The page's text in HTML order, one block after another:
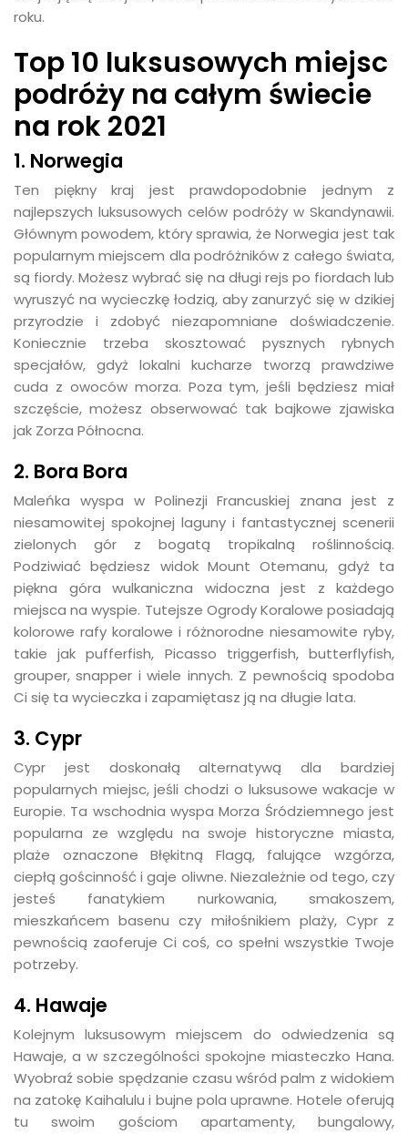
roku.
Top 10 luksusowych miejsc
podróży na całym świecie
na rok 2021
1. Norwegia
Ten piękny kraj jest prawdopodobnie jednym z
najlepszych luksusowych celów podróży w Skandynawii.
Głównym powodem, który sprawia, że Norwegia jest tak
popularnym miejscem dla podróżników z całego świata,
są fiordy. Możesz wybrać się na długi rejs po fiordach lub
wyruszyć na wycieczkę łodzią, aby zanurzyć się w dzikiej
przyrodzie i zdobyć niezapomniane doświadczenie.
Koniecznie trzeba skosztować pysznych rybnych
specjałów, gdyż lokalni kucharze tworzą prawdziwe
cuda z owoców morza. Poza tym, jeśli będziesz miał
szczęście, możesz obserwować tak bajkowe zjawiska
jak Zorza Północna.
2. Bora Bora
Maleńka wyspa w Polinezji Francuskiej znana jest z
niesamowitej spokojnej laguny i fantastycznej scenerii
zielonych gór z bogatą tropikalną roślinnością.
Podziwiać będziesz widok Mount Otemanu, gdyż ta
piękna góra wulkaniczna widoczna jest z każdego
miejsca na wyspie. Tutejsze Ogrody Koralowe posiadają
kolorowe rafy koralowe i różnorodne niesamowite ryby,
takie jak pufferfish, Picasso triggerfish, butterflyfish,
grouper, snapper i wiele innych. Z pewnością spodoba
Ci się ta wycieczka i zapamiętasz ją na długie lata.
3. Cypr
Cypr jest doskonałą alternatywą dla bardziej
popularnych miejsc, jeśli chodzi o luksusowe wakacje w
Europie. Ta wschodnia wyspa Morza Śródziemnego jest
popularna ze względu na swoje historyczne miasta,
plaże oznaczone Błękitną Flagą, falujące wzgórza,
ciepłą gościnność i gaje oliwne. Niezależnie od tego, czy
jesteś fanatykiem nurkowania, smakoszem,
mieszkańcem basenu czy miłośnikiem plaży, Cypr z
pewnością zaoferuje Ci coś, co spełni wszystkie Twoje
potrzeby.
4. Hawaje
Kolejnym luksusowym miejscem do odwiedzenia są
Hawaje, a w szczególności spokojne miasteczko Hana.
Wyobraź sobie spędzanie czasu wśród palm z widokiem
na zatokę Kaihalulu i bujne pola uprawne. Hotele oferują
tu swoim gościom apartamenty, bungalowy,